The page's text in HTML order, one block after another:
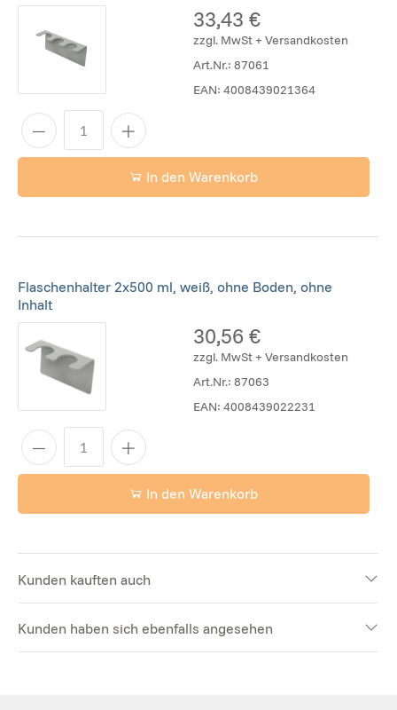
33,43 €
zzgl. MwSt + Versandkosten
Art.Nr.:87061
EAN:4008439021364
In den Warenkorb
Flaschenhalter 2x500 ml, weiß, ohne Boden, ohne
Inhalt
30,56 €
zzgl. MwSt + Versandkosten
Art.Nr.:87063
EAN:4008439022231
In den Warenkorb
Kunden kauften auch
Kunden haben sich ebenfalls angesehen